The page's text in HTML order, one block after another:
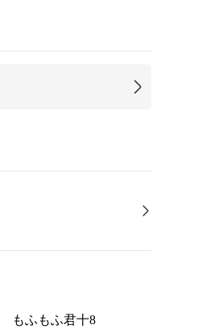
もふもふ君十8